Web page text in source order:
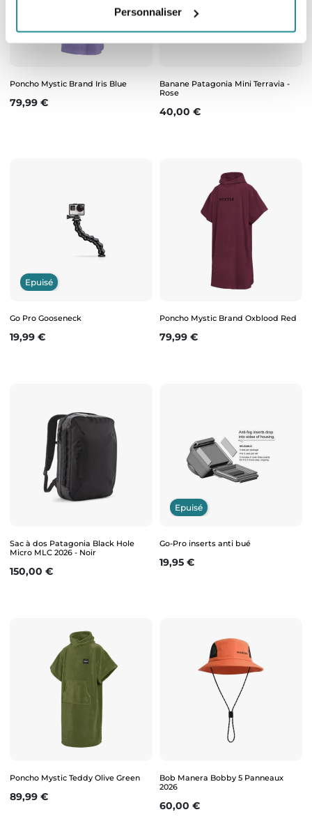
Personnaliser
Poncho Mystic Brand Iris Blue
Prix
79,99 €
Banane Patagonia Mini Terravia -
Rose
Prix
40,00 €
Epuisé
Go Pro Gooseneck
Prix
19,99 €
Poncho Mystic Brand Oxblood Red
Prix
79,99 €
Sac à dos Patagonia Black Hole
Micro MLC 2026 - Noir
Prix
150,00 €
Epuisé
Go-Pro inserts anti bué
Prix
19,95 €
Poncho Mystic Teddy Olive Green
Prix
89,99 €
Bob Manera Bobby 5 Panneaux
2026
Prix
60,00 €